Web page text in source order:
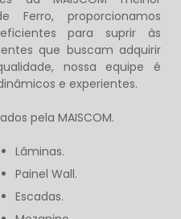
Ferro, proporcionamos
para suprir às
que buscam adquirir
nossa equipe é
e experientes.
pela MAISCOM.
Lâminas.
Painel Wall.
Escadas.